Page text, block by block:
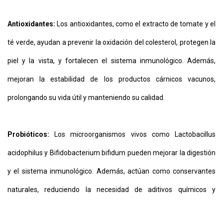
Antioxidantes: Los antioxidantes, como el extracto de tomate y el
té verde, ayudan a prevenir la oxidación del colesterol, protegen la
piel y la vista, y fortalecen el sistema inmunológico. Además,
mejoran la estabilidad de los productos cárnicos vacunos,
prolongando su vida útil y manteniendo su calidad.
Probióticos: Los microorganismos vivos como Lactobacillus
acidophilus y Bifidobacterium bifidum pueden mejorar la digestión
y el sistema inmunológico. Además, actúan como conservantes
naturales, reduciendo la necesidad de aditivos químicos y